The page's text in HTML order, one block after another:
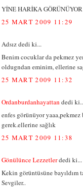
YİNE HARİKA
25 MART 2009 11:29
Adsız dedi ki...
Benim cocuklar da pekmez
oldugndan eminim, ellerine
25 MART 2009 11:32
Ordanburdanhayattan dedi
enfes görünüyor
gerek.ellerine sağlık
25 MART 2009 11:38
Gönülünce Lezzetlerdedi ki...
Kekin görüntüsüne bayıldım
Sevgiler..